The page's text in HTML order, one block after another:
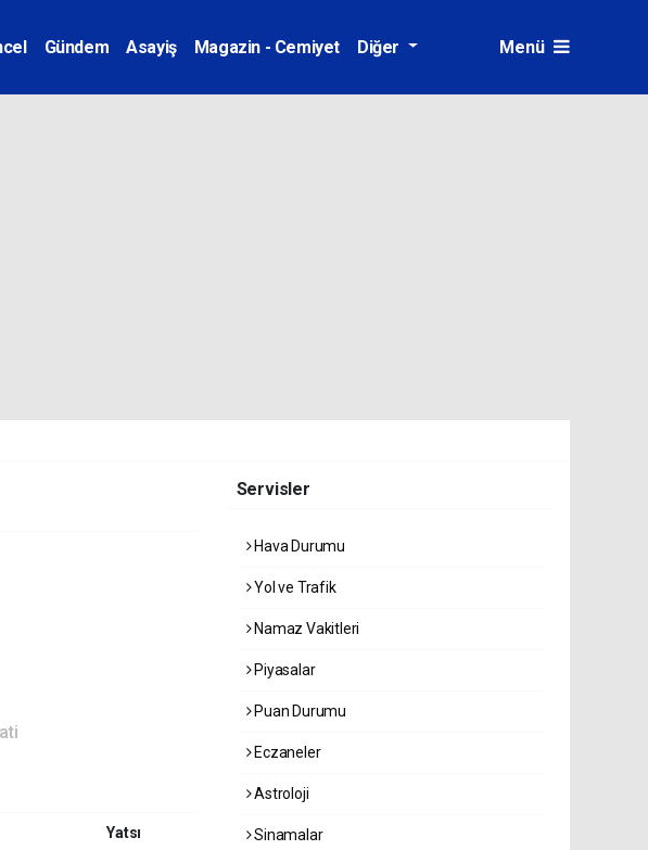
Gündem Asayiş Magazin - Cemiyet Diğer Menü
Yatsı
Servisler
Hava Durumu
Yol ve Trafik
Namaz Vakitleri
Piyasalar
Puan Durumu
Eczaneler
Astroloji
Sinamalar